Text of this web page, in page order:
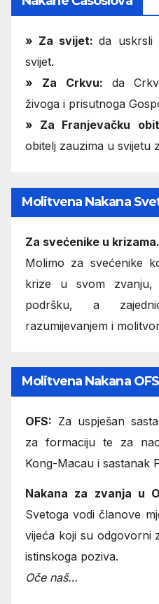
» Za svijet:da uskrsli
svijet.
» Za Crkvu: da
živoga i prisutnoga
» Za Franjevačku
obitelj zauzima u svijetu
Molitvena Nakana
Za svećenike u krizama.
Molimo za svećenike
krize u svom zvanju,
podršku, a
razumijevanjem i
Molitvena Nakana
OFS: Za uspješan
za formaciju te za
Kong-Macau i sastanak
Nakana za zvanja u
Svetoga vodi članove
vijeća koji su odgovorni
istinskoga poziva.
Oče naš…